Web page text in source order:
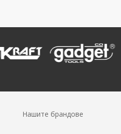
Нашите брандове